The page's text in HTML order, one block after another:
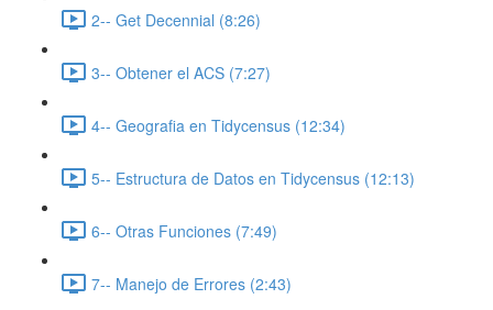
2-- Get Decennial (8:26)
3-- Obtener el ACS (7:27)
4-- Geografia en Tidycensus (12:34)
5-- Estructura de Datos en Tidycensus (12:13)
6-- Otras Funciones (7:49)
7-- Manejo de Errores (2:43)